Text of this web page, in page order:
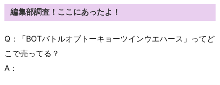
編集部調査！ここにあったよ！
Q：「BOTバトルオブトーキョーツインウエハース」ってど
こで売ってる？
A：